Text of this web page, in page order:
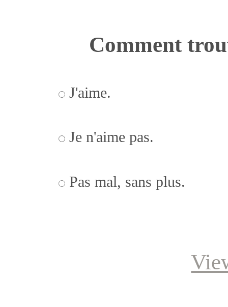
Comment
J'aime.
Je n'aime pas.
Pas mal, sans plus.